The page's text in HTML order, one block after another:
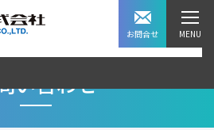
お問合せ
い合わせ